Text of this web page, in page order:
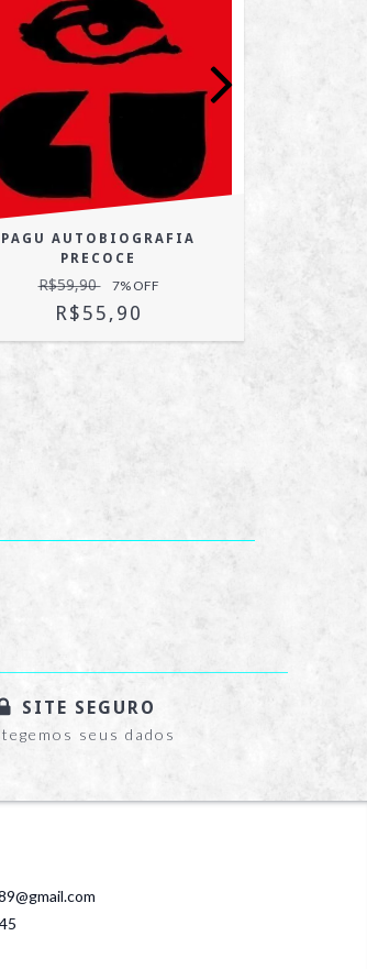
PAGU AUTOBIOGRAFIA
PRECOCE
R$59,90 7% OFF
R$55,90
SITE SEGURO
seus dados